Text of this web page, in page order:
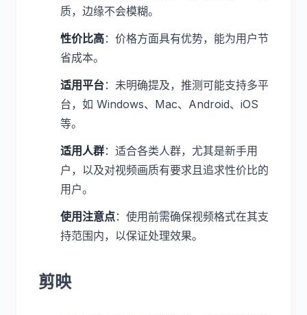
质，边缘不会模糊。
性价比高：价格方面具有优势，能为用户节
省成本。
适用平台：未明确提及，推测可能支持多平
台，如 Windows、Mac、Android、iOS
等。
适用人群：适合各类人群，尤其是新手用
户，以及对视频画质有要求且追求性价比的
用户。
使用注意点：使用前需确保视频格式在其支
持范围内，以保证处理效果。
剪映